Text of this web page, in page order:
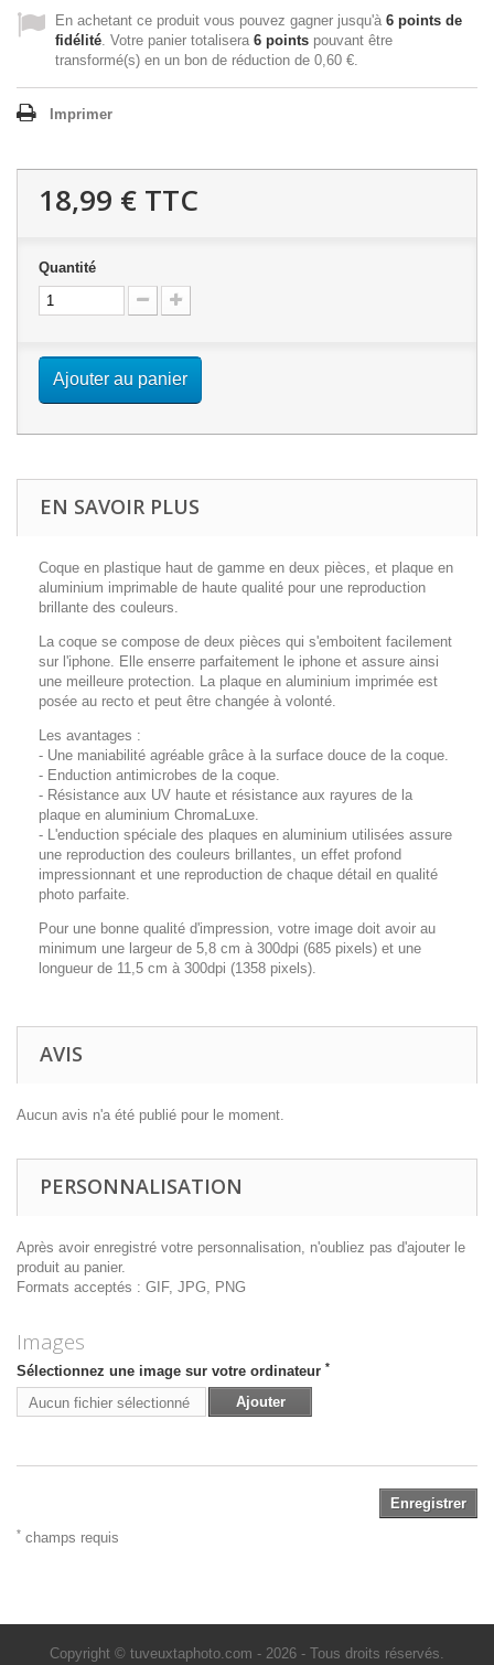
En achetant ce produit vous pouvez gagner jusqu'à 6 points de
fidélité. Votre panier totalisera 6 points pouvant être
transformé(s) en un bon de réduction de 0,60 €.
Imprimer
18,99 € TTC
Quantité
Ajouter au panier
EN SAVOIR PLUS
Coque en plastique haut de gamme en deux pièces, et plaque en
aluminium imprimable de haute qualité pour une reproduction
brillante des couleurs.
La coque se compose de deux pièces qui s'emboitent facilement
sur l'iphone. Elle enserre parfaitement le iphone et assure ainsi
une meilleure protection. La plaque en aluminium imprimée est
posée au recto et peut être changée à volonté.
Les avantages :
- Une maniabilité agréable grâce à la surface douce de la coque.
- Enduction antimicrobes de la coque.
- Résistance aux UV haute et résistance aux rayures de la
plaque en aluminium ChromaLuxe.
- L'enduction spéciale des plaques en aluminium utilisées assure
une reproduction des couleurs brillantes, un effet profond
impressionnant et une reproduction de chaque détail en qualité
photo parfaite.
Pour une bonne qualité d'impression, votre image doit avoir au
minimum une largeur de 5,8 cm à 300dpi (685 pixels) et une
longueur de 11,5 cm à 300dpi (1358 pixels).
AVIS
Aucun avis n'a été publié pour le moment.
PERSONNALISATION
Après avoir enregistré votre personnalisation, n'oubliez pas d'ajouter le
produit au panier.
Formats acceptés : GIF, JPG, PNG
Images
Sélectionnez une image sur votre ordinateur *
Aucun fichier sélectionné Ajouter
Enregistrer
* champs requis
Copyright © tuveuxtaphoto.com - 2026 - Tous droits réservés.